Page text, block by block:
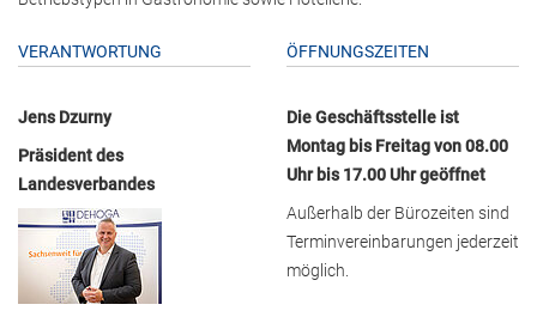
VERANTWORTUNG
Jens Dzurny
Präsident des
Landesverbandes
ÖFFNUNGSZEITEN
Die Geschäftsstelle ist
Montag bis Freitag von 08.00
Uhr bis 17.00 Uhr geöffnet
Außerhalb der Bürozeiten sind
Terminvereinbarungen jederzeit
möglich.